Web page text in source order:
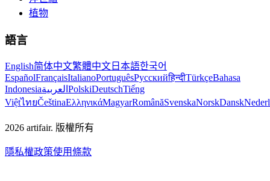
植物
語言
English简体中文繁體中文 日本語한국어
EspañolFrançaisItalianoPortuguêsРусскийहिन्दीTürkçeBahasa
Indonesiaالعربية PolskiDeutschTiếng
ViệtไทยČeštinaΕλληνικάMagyarRomânăSvenskaNorskDansk
2026 artifair. 版權所有
隱私權政策使用條款